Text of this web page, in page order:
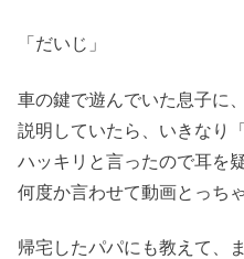
「だいじ」
車の鍵で遊んでいた息子に
説明していたら、いきなり
ハッキリと言ったので耳を
何度か言わせて動画とっちゃ
帰宅したパパにも教えて、